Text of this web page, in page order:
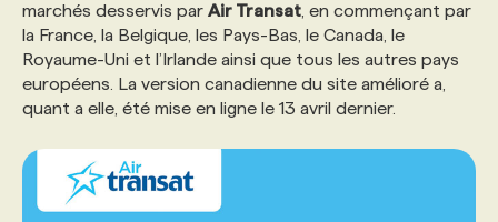
PROGRAMMES DE SUBVENTIONS
FAQ
ANNONCEZ AVEC NOUS
marchés desservis par Air Transat , en commençant par
la France, la Belgique, les Pays-Bas, le Canada, le
Royaume-Uni et l’Irlande ainsi que tous les autres pays
européens. La version canadienne du site amélioré a,
quant a elle, été mise en ligne le 13 avril dernier.